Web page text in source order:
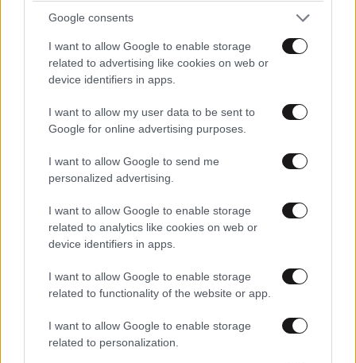
Google consents
I want to allow Google to enable storage
related to advertising like cookies on web or
device identifiers in apps.
I want to allow my user data to be sent to
Google for online advertising purposes.
I want to allow Google to send me
personalized advertising.
I want to allow Google to enable storage
related to analytics like cookies on web or
device identifiers in apps.
I want to allow Google to enable storage
related to functionality of the website or app.
I want to allow Google to enable storage
related to personalization.
Χρίστος Κούγιας – Η αυστηρή ανακοίνωση για
την προσωπική του ζωή: «Δεν αποτελεί
αντικείμενο δημόσιας συζήτησης»